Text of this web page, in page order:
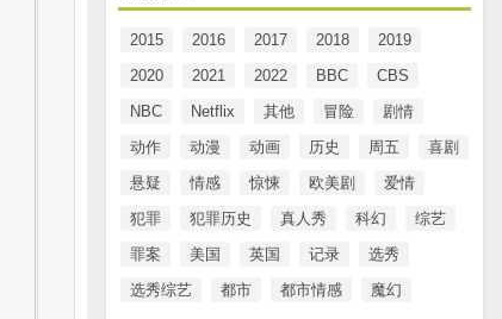
2015 2016 2017 2018
2019
2020
2021 2022 BBC
CBS
NBC
Netflix 其他 冒险
剧情
动作
动漫 动画 历史 周五
喜剧
悬疑
情感 惊悚 欧美剧
爱情
犯罪
犯罪历史 真人秀 科幻
综艺
罪案
美国 英国 记录
选秀
选秀综艺
都市 都市情感 魔幻